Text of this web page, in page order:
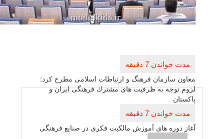
راهبری
نوشته
معاون سازمان فرهنگ و ارتباطات اسلامی مطرح كرد:
لزوم توجه به ظرفیت های مشترك فرهنگی ایران و
آغاز دوره های آموزش مالكیت فكری در صنایع فرهنگی